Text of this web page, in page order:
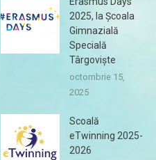
2025, la Școala
Gimnazială
Specială
Târgoviște
octombrie 15,
2025
Scoală
eTwinning 2025-
2026